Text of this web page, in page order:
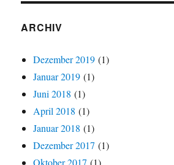
ARCHIV
Dezember 2019 (1)
Januar 2019 (1)
Juni 2018 (1)
April 2018 (1)
Januar 2018 (1)
Dezember 2017 (1)
Oktober 2017 (1)